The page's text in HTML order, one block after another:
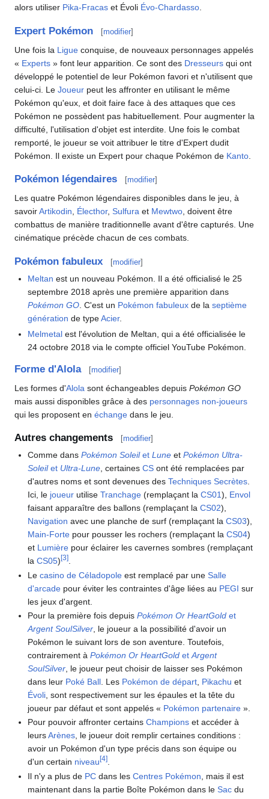
alors utiliser Pika-Fracas et Évoli Évo-Chardasso.
Expert Pokémon [modifier]
Une fois la Ligue conquise, de nouveaux personnages appelés
« Experts » font leur apparition. Ce sont des Dresseurs qui ont
développé le potentiel de leur Pokémon favori et n'utilisent que
celui-ci. Le Joueur peut les affronter en utilisant le même
Pokémon qu'eux, et doit faire face à des attaques que ces
Pokémon ne possèdent pas habituellement. Pour augmenter la
difficulté, l'utilisation d'objet est interdite. Une fois le combat
remporté, le joueur se voit attribuer le titre d'Expert dudit
Pokémon. Il existe un Expert pour chaque Pokémon de Kanto
Pokémon légendaires [modifier]
Les quatre Pokémon légendaires disponibles dans le jeu, à
savoirArtikodin Électhor, Sulfura et Mewtwo , doivent être
combattus de manière traditionnelle avant d'être capturés. Une
cinématique précède chacun de ces combats.
Pokémon fabuleux [modifier]
Meltan est un nouveau Pokémon. Il a été officialisé le 25
septembre 2018 après une première apparition dans
Pokémon GO . C'est un Pokémon fabuleux de laseptième
génération de typeAcier.
Melmetal est l'évolution de Meltan, qui a été officialisée le
24 octobre 2018 via le compte officiel YouTube Pokémon.
Forme d'Alola [modifier]
Les formes d'Alola sont échangeables depuis Pokémon GO
mais aussi disponibles grâce à des personnages non-joueurs
qui les proposent en échange dans le jeu.
Autres changements [modifier]
Comme dansPokémon SoleiletLune etPokémon Ultra-
Soleilet Ultra-Lune , certainesCS ont été remplacées par
d'autres noms et sont devenues desTechniques Secrètes
Ici, le joueur utiliseTranchage (remplaçant laCS01), Envol
faisant apparaître des ballons (remplaçant laCS02),
Navigation avec une planche de surf (remplaçant laCS03),
Main-Forte pour pousser les rochers (remplaçant laCS04)
et Lumière pour éclairer les cavernes sombres (remplaçant
laCS05)[3]
Lecasino de Céladopole est remplacé par uneSalle
d'arcade pour éviter les contraintes d'âge liées au PEGI sur
les jeux d'argent.
Pour la première fois depuisPokémon Or HeartGold et
Argent SoulSilver , le joueur a la possibilité d'avoir un
Pokémon le suivant lors de son aventure. Toutefois,
contrairement àPokémon Or HeartGold etArgent
SoulSilver , le joueur peut choisir de laisser ses Pokémon
dans leur Poké Ball . Les Pokémon de départ Pikachu et
Évoli , sont respectivement sur les épaules et la tête du
joueur par défaut et sont appelés « Pokémon partenaire ».
Pour pouvoir affronter certainsChampions et accéder à
leursArènes, le joueur doit remplir certaines conditions :
avoir un Pokémon d'un type précis dans son équipe ou
d'un certain niveau[4].
Il n'y a plus de PC dans lesCentres Pokémon , mais il est
maintenant dans la partie Boîte Pokémon dans leSac du